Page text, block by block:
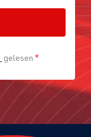
gelesen *